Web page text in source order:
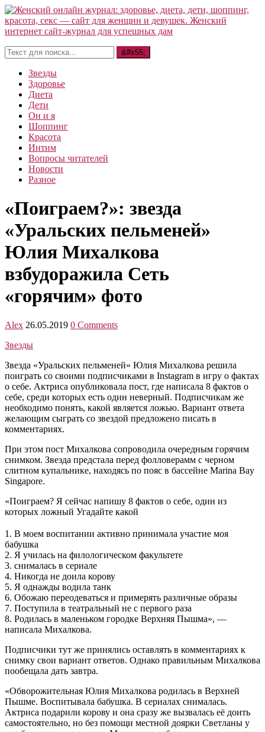
Звезды
Здоровье
Диета
Дети
Он и я
Шоппинг
Красота
Интим
Вопросы читателей
Новости
Разное
«Поиграем?»: звезда
«Уральских пельменей»
Юлия Михалкова
взбудоражила Сеть
«горячим» фото
Alex 26.05.2019 0 Comments
Звезды
Звезда «Уральских пельменей» Юлия Михалкова решила
поиграть со своими подписчиками в Instagram в игру о фактах
о себе. Актриса опубликовала пост, где написала 8 фактов о
себе, среди которых есть один неверный. Подписчикам же
необходимо понять, какой является ложью. Вариант ответа
желающим сыграть со звездой предложено писать в
комментариях.
При этом пост Михалкова сопроводила очередным горячим
снимком. Звезда предстала перед фолловерамм с черном
слитном купальнике, находясь по пояс в бассейне Marina Bay
Singapore.
«Поиграем? Я сейчас напишу 8 фактов о себе, один из
которых ложный Угадайте какой
1. В моем воспитании активно принимала участие моя
бабушка
2. Я училась на филологическом факультете
3. снималась в сериале
4. Никогда не доила корову
5. Я однажды водила танк
6. Обожаю переодеваться и примерять различные образы
7. Поступила в театральный не с первого раза
8. Родилась в маленьком городке Верхняя Пышма», —
написала Михалкова.
Подписчики тут же принялись оставлять в комментариях к
снимку свои вариант ответов. Однако правильным Михалкова
пообещала дать завтра.
«Обворожительная Юлия Михалкова родилась в Верхней
Пышме. Воспитывала бабушка. В сериалах снималась.
Актриса подарили корову и она сразу же вызвалась её доить
самостоятельно, но без помощи местной доярки Светланы у